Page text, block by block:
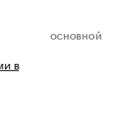
ОСНОВНОЙ
в